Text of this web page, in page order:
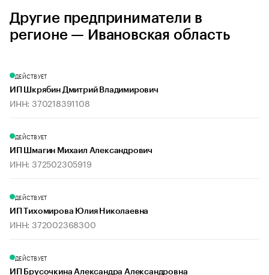
Другие предприниматели в
регионе — Ивановская область
ДЕЙСТВУЕТ
ИП Шкрябин Дмитрий Владимирович
ИНН: 370218391108
ДЕЙСТВУЕТ
ИП Шмагин Михаил Александрович
ИНН: 372502305919
ДЕЙСТВУЕТ
ИП Тихомирова Юлия Николаевна
ИНН: 372002368300
ДЕЙСТВУЕТ
ИП Брусочкина Александра Александровна